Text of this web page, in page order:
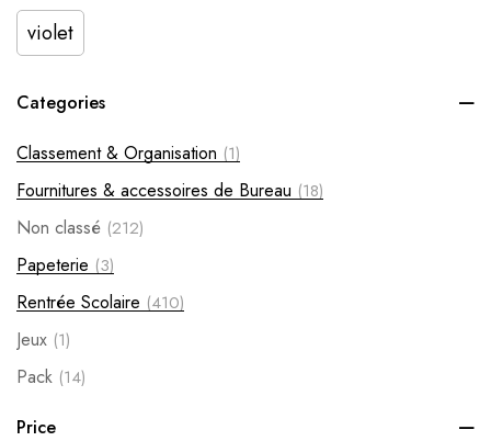
violet
Categories
Classement & Organisation (1)
Fournitures & accessoires de Bureau (18)
Non classé (212)
Papeterie (3)
Rentrée Scolaire (410)
Jeux (1)
Pack (14)
Soutenance
Price